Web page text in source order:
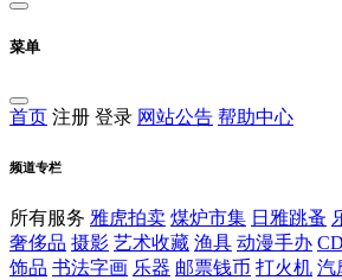
菜单
首页 注册 登录 网站公告 帮助中心
频道专栏
所有服务 雅虎拍卖 煤炉市集 日雅跳蚤
奢侈品 摄影 艺术收藏 渔具 动漫手办
饰品 书法字画 乐器 邮票钱币 打火机 汽